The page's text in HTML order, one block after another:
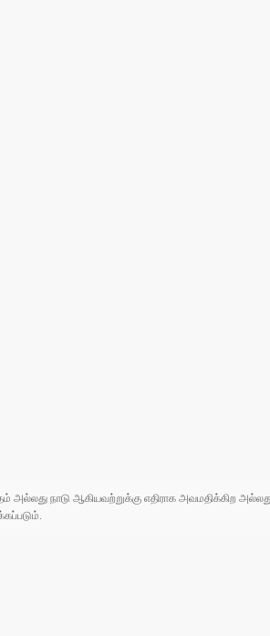
அல்லது நாடு ஆகியவற்றுக்கு எதிராக அவமதிக்கிற